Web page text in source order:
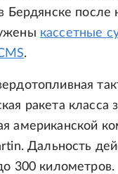
Бердянске после
кассетные
.
ракета класса
американской
Дальность
300 километров.